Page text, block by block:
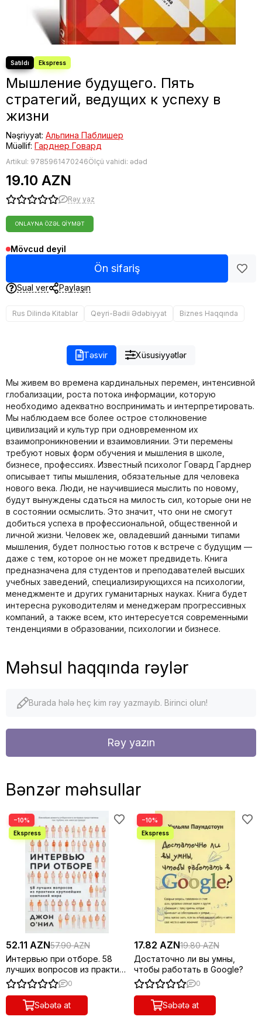
Fəlsəfə
Bestseller
Мышление будущего. Пять
стратегий, ведущих к успеху в
жизни
Nəşriyyat: Альпина Паблишер
Müəllif: Гарднер Говард
Artikul: 9785961470246Ölçü vahidi: ədəd
19.10 AZN
Rəy yaz
ONLAYNA ÖZƏL QIYMƏT
Mövcud deyil
Ön sifariş
Sual ver Paylaşın
Rus Dilində Kitablar Qeyri-Bədii Ədəbiyyat Biznes Haqqında
Təsvir Xüsusiyyətlər
Мы живем во времена кардинальных перемен, интенсивной
глобализации, роста потока информации, которую
необходимо адекватно воспринимать и интерпретировать.
Мы наблюдаем все более острое столкновение
цивилизаций и культур при одновременном их
взаимопроникновении и взаимовлиянии. Эти перемены
требуют новых форм обучения и мышления в школе,
бизнесе, профессиях. Известный психолог Говард Гарднер
описывает типы мышления, обязательные для человека
нового века. Люди, не научившиеся мыслить по новому,
будут вынуждены сдаться на милость сил, которые они не
в состоянии осмыслить. Это значит, что они не смогут
добиться успеха в профессиональной, общественной и
личной жизни. Человек же, овладевший данными типами
мышления, будет полностью готов к встрече с будущим —
даже с тем, которое он не может предвидеть. Книга
предназначена для студентов и преподавателей высших
учебных заведений, специализирующихся на психологии,
менеджменте и других гуманитарных науках. Книга будет
интересна руководителям и менеджерам прогрессивных
компаний, а также всем, кто интересуется современными
тенденциями в образовании, психологии и бизнесе.
Məhsul haqqında rəylər
Burada hələ heç kim rəy yazmayıb. Birinci olun!
Rəy yazın
Bənzər məhsullar
−10%
52.11 AZN57.90 AZN
Интервью при отборе. 58
лучших вопросов из практики
крупнейших компаний мира
0
Səbətə at
−10%
17.82 AZN19.80 AZN
Достаточно ли вы умны,
чтобы работать в Google?
0
Səbətə at